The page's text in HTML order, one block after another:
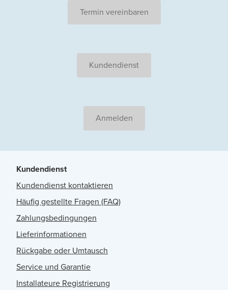
Termin vereinbaren
Kundendienst
Anmelden
Kundendienst
Kundendienst kontaktieren
Häufig gestellte Fragen (FAQ)
Zahlungsbedingungen
Lieferinformationen
Rückgabe oder Umtausch
Service und Garantie
Installateure Registrierung